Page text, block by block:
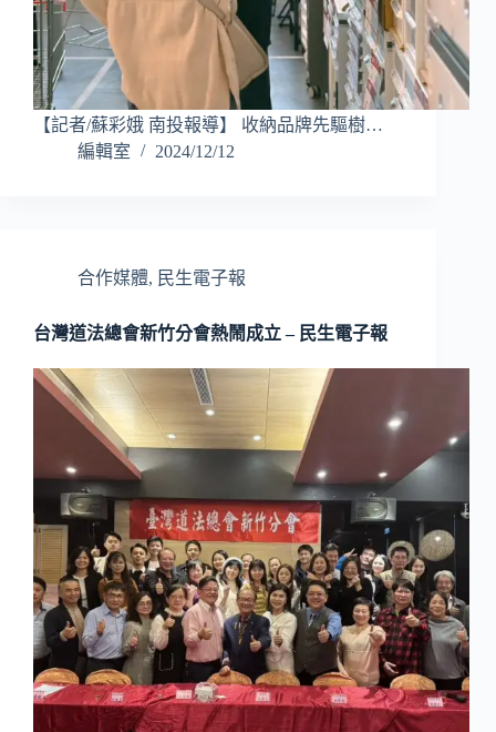
【記者/蘇彩娥 南投報導】 收納品牌先驅樹…
編輯室
2024/12/12
合作媒體, 民生電子報
台灣道法總會新竹分會熱鬧成立 – 民生電子報